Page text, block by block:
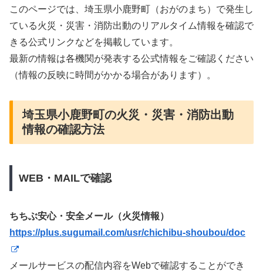
このページでは、埼玉県小鹿野町（おがのまち）で発生し
ている火災・災害・消防出動のリアルタイム情報を確認で
きる公式リンクなどを掲載しています。
最新の情報は各機関が発表する公式情報をご確認ください
（情報の反映に時間がかかる場合があります）。
埼玉県小鹿野町の火災・災害・消防出動
情報の確認方法
WEB・MAILで確認
ちちぶ安心・安全メール（火災情報）
https://plus.sugumail.com/usr/chichibu-shoubou/doc
メールサービスの配信内容をWebで確認することができ